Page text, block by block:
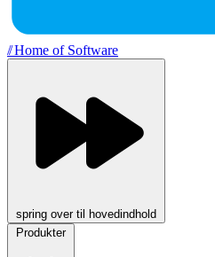
//Home of Software
spring over til hovedindhold
Produkter